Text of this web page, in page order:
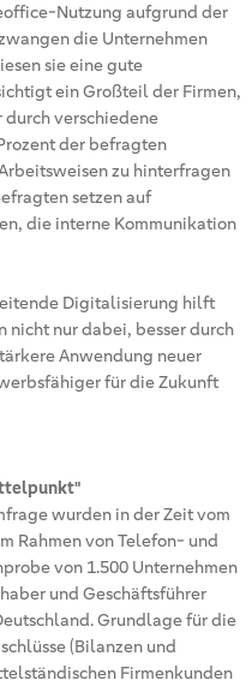
Nutzung aufgrund der
die Unternehmen
sie eine gute
ein Großteil der Firmen,
verschiedene
der befragten
zu hinterfragen
setzen auf
die interne Kommunikation
Digitalisierung hilft
nicht nur dabei, besser durch
Anwendung neuer
für die Zukunft
wurden in der Zeit vom
Rahmen von Telefon- und
von 1.500 Unternehmen
und Geschäftsführer
Grundlage für die
(Bilanzen und
Firmenkunden